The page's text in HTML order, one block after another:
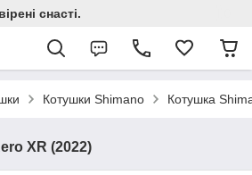
снасті.
Котушки Shimano Котушка
XR (2022)